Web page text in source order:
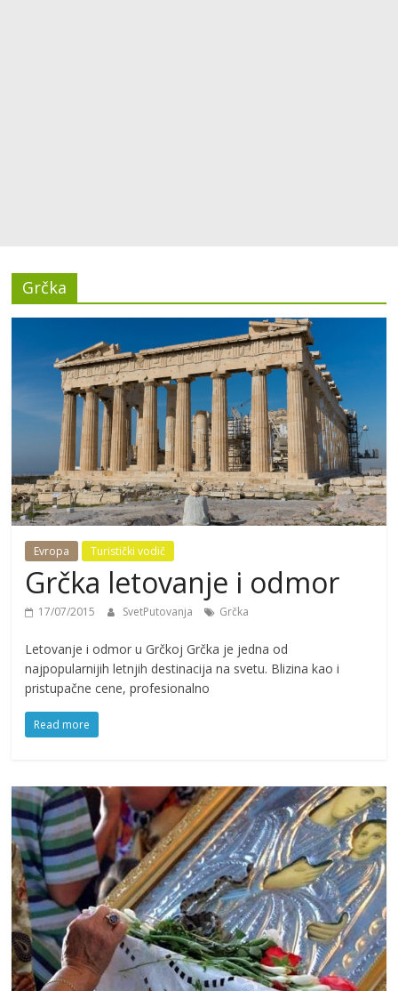
Grčka
Evropa Turistički vodič
Grčka letovanje i odmor
17/07/2015 SvetPutovanja Grčka
Letovanje i odmor u Grčkoj Grčka je jedna od
najpopularnijih letnjih destinacija na svetu. Blizina kao i
pristupačne cene, profesionalno
Read more